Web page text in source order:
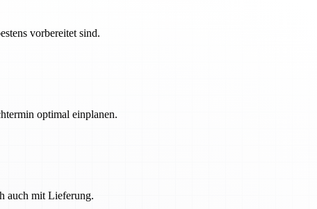
vorbereitet sind.
optimal einplanen.
auch mit Lieferung.